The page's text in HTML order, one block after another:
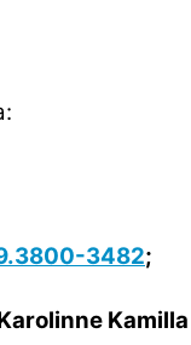
3482;